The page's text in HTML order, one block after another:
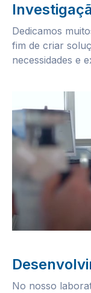
Dedicamos
fim de criar
necessidades e
No nosso